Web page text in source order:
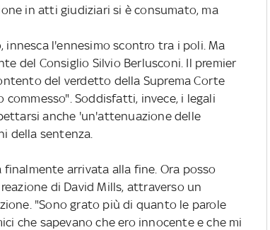
in atti giudiziari si è consumato, ma
innesca l'ennesimo scontro tra i poli. Ma
del Consiglio Silvio Berlusconi. Il premier
del verdetto della Suprema Corte
Soddisfatti, invece, i legali
anche 'un'attenuazione delle
della sentenza.
arrivata alla fine. Ora posso
di David Mills, attraverso un
"Sono grato più di quanto le parole
che sapevano che ero innocente e che mi